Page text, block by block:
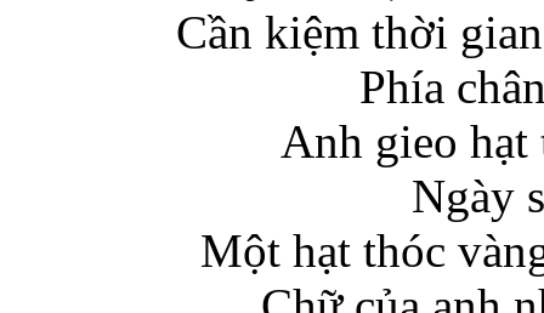
Cần kiệm thời
Phía
Anh gieo hạt
Ngày
Một hạt thóc